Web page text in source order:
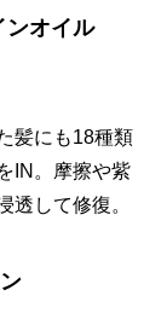
ンオイル
髪にも18種類
IN。摩擦や紫
透して修復。